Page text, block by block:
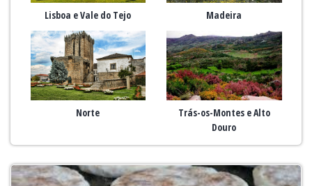
Lisboa e Vale do Tejo Madeira
Norte
Trás-os-Montes e Alto
Douro